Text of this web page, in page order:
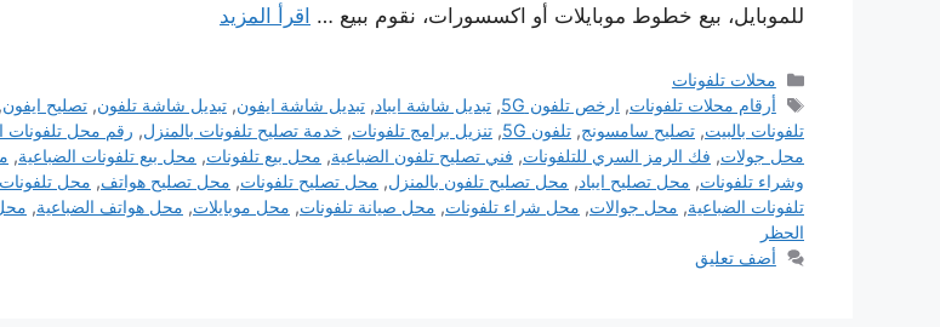
للموبايل، بيع خطوط موبايلات أو اكسسورات، نقوم ببيع … اقرأ المزيد
التصنيفات
محلات تلفونات
الوسوم
أرقام محلات تلفونات, ارخص تلفون 5G ,تبديل شاشة ايباد,تبديل شاشة ايفون,تبديل شاشة تلفون,تصليح ايفون
تلفونات بالبيت, تصليح سامسونج, تلفون 5G , تنزيل برامج تلفونات, خدمة تصليح تلفونات بالمنزل, رقم محل تلفونات
محل جولات, فك الرمز السري للتلفونات, فني تصليح تلفون الضباعية, محل بيع تلفونات, محل بيع تلفونات الضباعية,
وشراء تلفونات, محل تصليح ايباد, محل تصليح تلفون بالمنزل, محل تصليح تلفونات, محل تصليح هواتف, محل تلفونات
تلفونات الضباعية, محل جوالات, محل شراء تلفونات, محل صيانة تلفونات, محل موبايلات, محل هواتف الضباعية,
الحظر
أضف تعليق